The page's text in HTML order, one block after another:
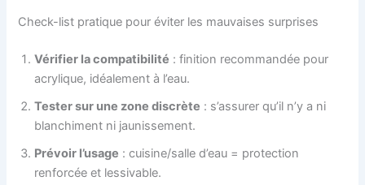
Check-list pratique pour éviter les mauvaises surprises
Vérifier la compatibilité : finition recommandée pour
acrylique, idéalement à l’eau.
Tester sur une zone discrète : s’assurer qu’il n’y a ni
blanchiment ni jaunissement.
Prévoir l’usage : cuisine/salle d’eau = protection
renforcée et lessivable.